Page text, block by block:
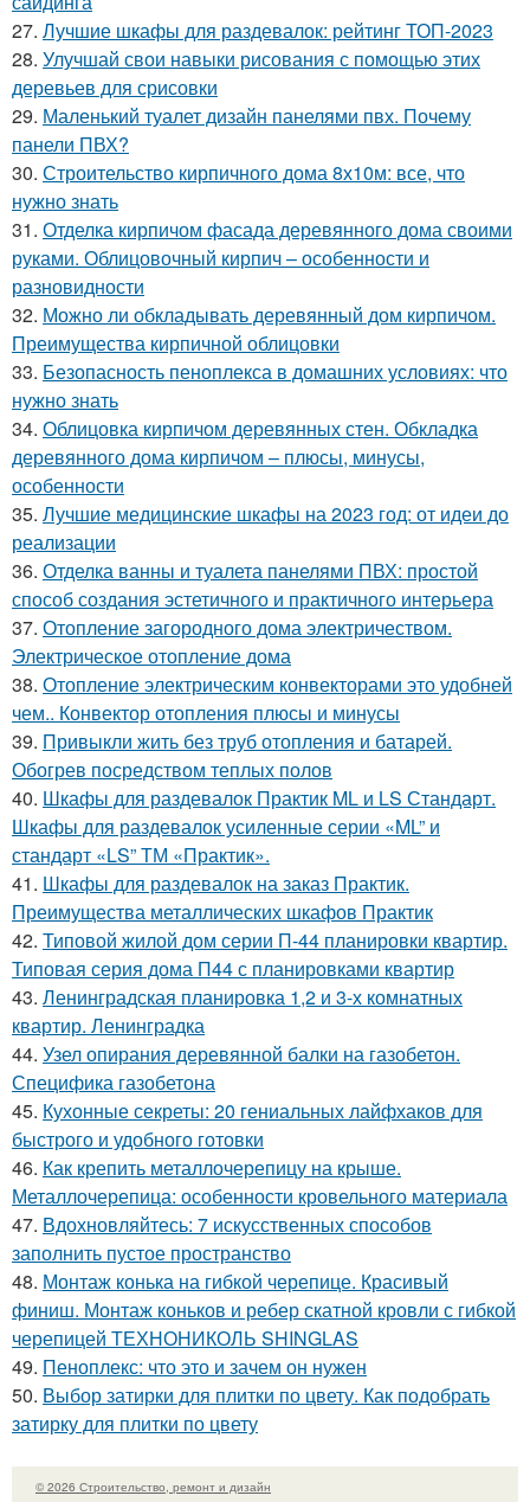
27. Лучшие шкафы для раздевалок: рейтинг ТОП-2023
28. Улучшай свои навыки рисования с помощью этих
деревьев для срисовки
29. Маленький туалет дизайн панелями пвх. Почему
панели ПВХ?
30. Строительство кирпичного дома 8х10м: все, что
нужно знать
31. Отделка кирпичом фасада деревянного дома своими
руками. Облицовочный кирпич – особенности и
разновидности
32. Можно ли обкладывать деревянный дом кирпичом.
Преимущества кирпичной облицовки
33. Безопасность пеноплекса в домашних условиях: что
нужно знать
34. Облицовка кирпичом деревянных стен. Обкладка
деревянного дома кирпичом – плюсы, минусы,
особенности
35. Лучшие медицинские шкафы на 2023 год: от идеи до
реализации
36. Отделка ванны и туалета панелями ПВХ: простой
способ создания эстетичного и практичного интерьера
37. Отопление загородного дома электричеством.
Электрическое отопление дома
38. Отопление электрическим конвекторами это удобней
чем.. Конвектор отопления плюсы и минусы
39. Привыкли жить без труб отопления и батарей.
Обогрев посредством теплых полов
40. Шкафы для раздевалок Практик ML и LS Стандарт.
Шкафы для раздевалок усиленные серии «ML” и
стандарт «LS” ТМ «Практик».
41. Шкафы для раздевалок на заказ Практик.
Преимущества металлических шкафов Практик
42. Типовой жилой дом серии П-44 планировки квартир.
Типовая серия дома П44 с планировками квартир
43. Ленинградская планировка 1,2 и 3-х комнатных
квартир. Ленинградка
44. Узел опирания деревянной балки на газобетон.
Специфика газобетона
45. Кухонные секреты: 20 гениальных лайфхаков для
быстрого и удобного готовки
46. Как крепить металлочерепицу на крыше.
Металлочерепица: особенности кровельного материала
47. Вдохновляйтесь: 7 искусственных способов
заполнить пустое пространство
48. Монтаж конька на гибкой черепице. Красивый
финиш. Монтаж коньков и ребер скатной кровли с гибкой
черепицей ТЕХНОНИКОЛЬ SHINGLAS
49. Пеноплекс: что это и зачем он нужен
50. Выбор затирки для плитки по цвету. Как подобрать
затирку для плитки по цвету
© 2026 Строительство, ремонт и дизайн